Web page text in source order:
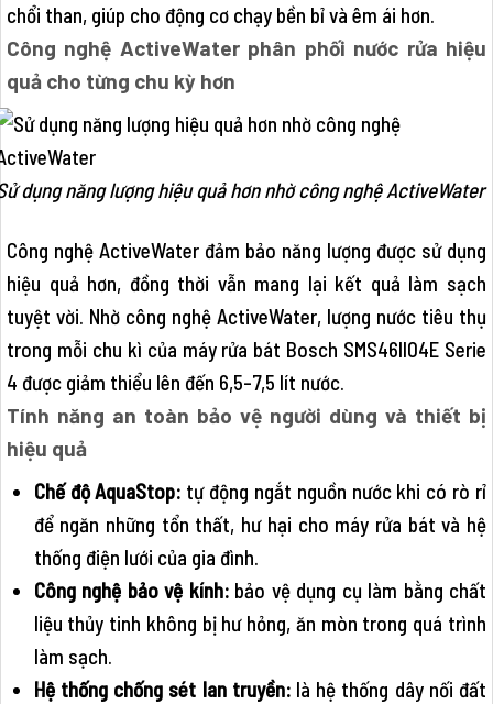
chổi than, giúp cho động cơ chạy bền bỉ và êm ái hơn.
Công nghệ ActiveWater phân phối nước rửa hiệu
quả cho từng chu kỳ hơn
dụng năng lượng hiệu quả hơn nhờ công nghệ ActiveWater
Công nghệ ActiveWater đảm bảo năng lượng được sử dụng
hiệu quả hơn, đồng thời vẫn mang lại kết quả làm sạch
tuyệt vời. Nhờ công nghệ ActiveWater, lượng nước tiêu thụ
trong mỗi chu kì của máy rửa bát Bosch SMS46II04E Serie
4 được giảm thiểu lên đến 6,5-7,5 lít nước.
Tính năng an toàn bảo vệ người dùng và thiết bị
hiệu quả
Chế độ AquaStop: tự động ngắt nguồn nước khi có rò rỉ
để ngăn những tổn thất, hư hại cho máy rửa bát và hệ
thống điện lưới của gia đình.
Công nghệ bảo vệ kính:bảo vệ dụng cụ làm bằng chất
liệu thủy tinh không bị hư hỏng, ăn mòn trong quá trình
làm sạch.
Hệ thống chống sét lan truyền:là hệ thống dây nối đất